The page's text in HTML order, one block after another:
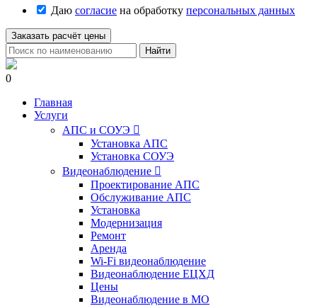
Даю согласие на обработку персональных данных
Заказать расчёт цены
Найти
0
Главная
Услуги
АПС и СОУЭ 
Установка АПС
Установка СОУЭ
Видеонаблюдение 
Проектирование АПС
Обслуживание АПС
Установка
Модернизация
Ремонт
Аренда
Wi-Fi видеонаблюдение
Видеонаблюдение ЕЦХД
Цены
Видеонаблюдение в МО